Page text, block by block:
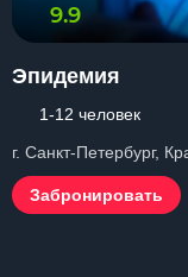
9.9
Эпидемия
1-12 человек
г. Санкт-Петербург,
Забронировать